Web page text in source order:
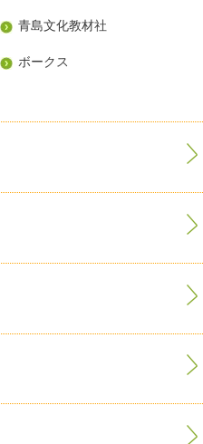
青島文化教材社
ボークス